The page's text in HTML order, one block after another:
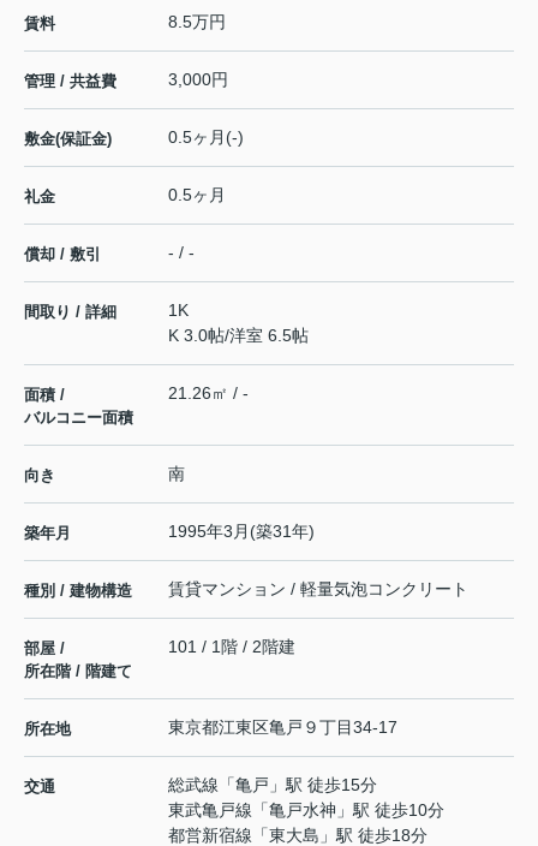
賃料 8.5万円
管理 / 共益費 3,000円
敷金(保証金) 0.5ヶ月(-)
礼金 0.5ヶ月
償却 / 敷引 - / -
間取り / 詳細
1K
K 3.0帖/洋室 6.5帖
面積 /
バルコニー面積
21.26㎡ / -
向き 南
築年月 1995年3月(築31年)
種別 / 建物構造 賃貸マンション / 軽量気泡コンクリート
部屋 /
所在階 / 階建て
101 / 1階 / 2階建
所在地 東京都江東区亀戸 ９丁目34-17
交通 総武線 「亀戸 」駅 徒歩15分
東武亀戸線 「亀戸水神 」駅 徒歩10分
都営新宿線 「東大島 」駅 徒歩18分